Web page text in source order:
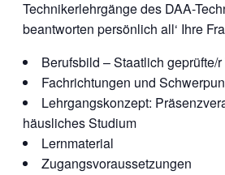
Technikerlehrgänge des DAA-
beantworten persönlich all‘ Ihre
Berufsbild – Staatlich geprüfte/
Fachrichtungen und
Lehrgangskonzept:
häusliches Studium
Lernmaterial
Zugangsvoraussetzungen